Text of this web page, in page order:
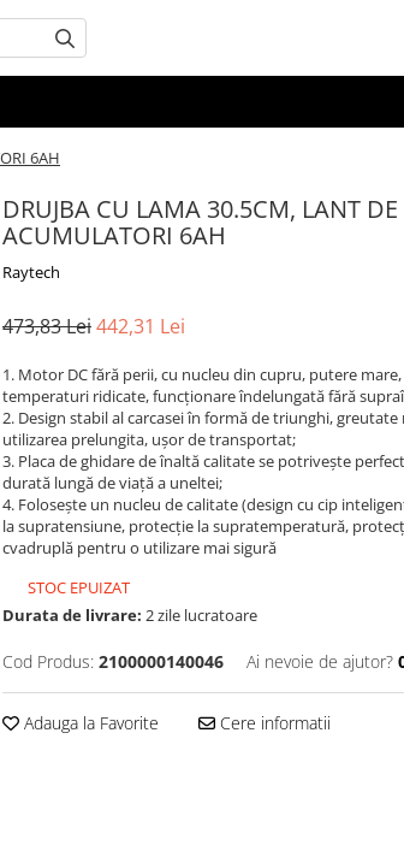
6AH
DRUJBA CU LAMA 30.5CM, LANT
ACUMULATORI 6AH
Raytech
473,83 Lei442,31 Lei
1. Motor DC fără perii, cu nucleu din cupru, putere
temperaturi ridicate, funcționare îndelungată fără
2. Design stabil al carcasei în formă de triunghi,
utilizarea prelungita, ușor de transportat;
3. Placa de ghidare de înaltă calitate se potrivește
durată lungă de viață a uneltei;
4. Folosește un nucleu de calitate (design cu cip
la supratensiune, protecție la supratemperatură,
cvadruplă pentru o utilizare mai sigură
STOC EPUIZAT
Durata de livrare: 2 zile lucratoare
Cod Produs: 2100000140046 Ai nevoie de ajutor?
Adauga la Favorite Cere informatii